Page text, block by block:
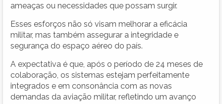
ameaças ou necessidades que possam surgir.
Esses esforços não só visam melhorar a eficácia
militar, mas também assegurar a integridade e
segurança do espaço aéreo do país.
A expectativa é que, após o período de 24 meses de
colaboração, os sistemas estejam perfeitamente
integrados e em consonância com as novas
demandas da aviação militar, refletindo um avanço